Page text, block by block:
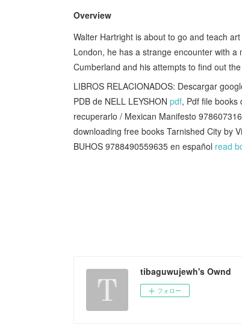
Overview
Walter Hartright is about to go and teach
London, he has a strange encounter with
Cumberland and his attempts to find out
LIBROS RELACIONADOS: Descargar
PDB de NELL LEYSHON pdf, Pdf file books
recuperarlo / Mexican Manifesto
downloading free books Tarnished City by
BUHOS 9788490559635 en español read
tibaguwujewh's Ownd
フォロー